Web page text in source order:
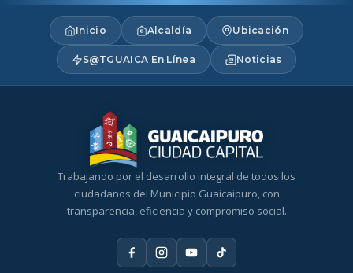
Inicio Alcaldía Ubicación
S@TGUAICA En Línea Noticias
Trabajando por el desarrollo integral de todos los
ciudadanos del Municipio Guaicaipuro, con
transparencia, eficiencia y compromiso social.